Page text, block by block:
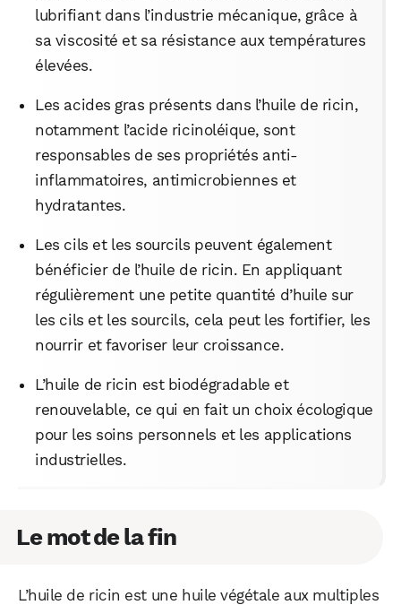
lubrifiant dans l’industrie mécanique, grâce à
sa viscosité et sa résistance aux températures
élevées.
Les acides gras présents dans l’huile de ricin,
notamment l’acide ricinoléique, sont
responsables de ses propriétés anti-
inflammatoires, antimicrobiennes et
hydratantes.
Les cils et les sourcils peuvent également
bénéficier de l’huile de ricin. En appliquant
régulièrement une petite quantité d’huile sur
les cils et les sourcils, cela peut les fortifier, les
nourrir et favoriser leur croissance.
L’huile de ricin est biodégradable et
renouvelable, ce qui en fait un choix écologique
pour les soins personnels et les applications
industrielles.
Le mot de la fin
L’huile de ricin est une huile végétale aux multiples